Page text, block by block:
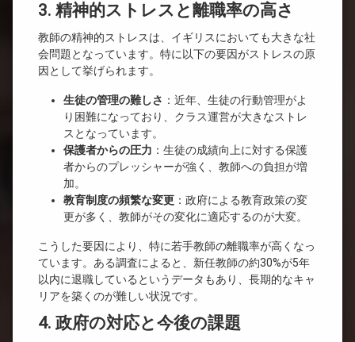
3. 精神的ストレスと離職率の高さ
教師の精神的ストレスは、イギリスにおいても大きな社
会問題となっています。特に以下の要因がストレスの原
因として挙げられます。
生徒の管理の難しさ ：近年、生徒の行動管理がよ
り困難になっており、クラス運営が大きなストレ
スとなっています。
保護者からの圧力 ：生徒の成績向上に対する保護
者からのプレッシャーが強く、教師への負担が増
加。
教育制度の頻繁な変更 ：政府による教育政策の変
更が多く、教師がその変化に適応するのが大変。
こうした要因により、特に若手教師の離職率が高くなっ
ています。ある調査によると、新任教師の約30%が5年
以内に退職しているというデータもあり、長期的なキャ
リアを築くのが難しい状況です。
4. 政府の対応と今後の課題